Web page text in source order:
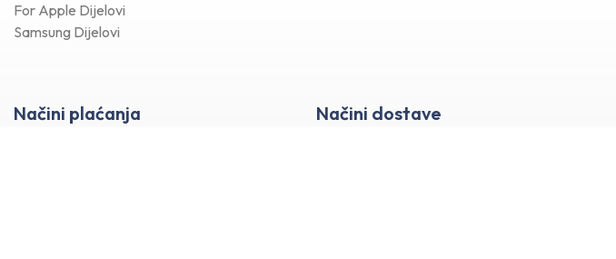
For Apple Dijelovi
Samsung Dijelovi
Načini plaćanja Načini dostave